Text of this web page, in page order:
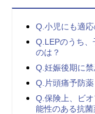
Q.小児にも適
Q.LEPのうち
のは？
Q.妊娠後期に
Q.片頭痛予防
Q.保険上、ビ
能性のある抗菌